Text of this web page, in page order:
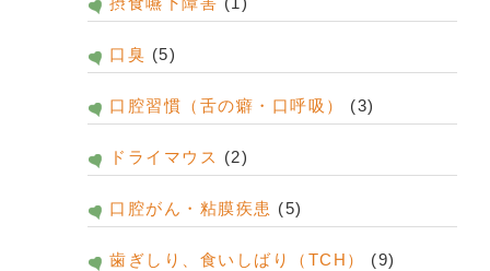
口臭 (5)
口腔習慣（舌の癖・口呼吸） (3)
ドライマウス (2)
口腔がん・粘膜疾患 (5)
歯ぎしり、食いしばり（TCH） (9)